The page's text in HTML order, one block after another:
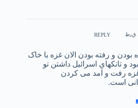
REPLY
بودن و رفته بودن الان غزه با خاک
و تانکهای اسرائیل داشتن تو
رفت و آمد می کردن
است.